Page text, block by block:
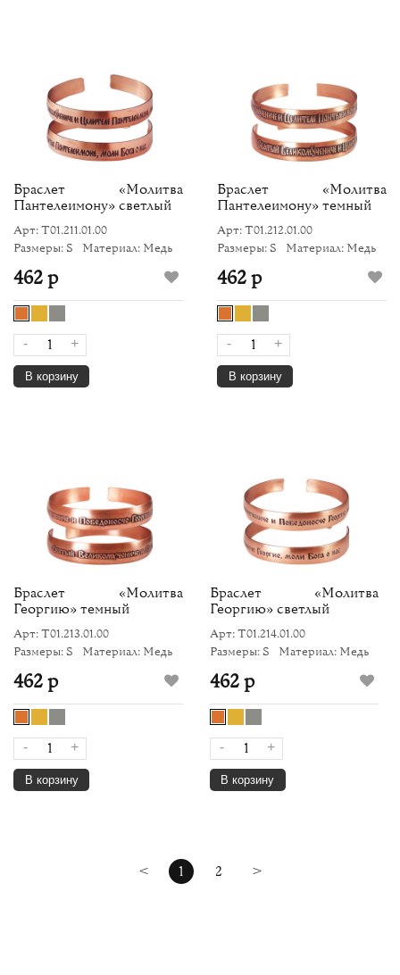
Браслет «Молитва
Пантелеимону» светлый
Арт: Т01.211.01.00
Размеры: S
Материал: Медь
462 р
- +
В корзину
Браслет «Молитва
Пантелеимону» темный
Арт: Т01.212.01.00
Размеры: S
Материал: Медь
462 р
- +
В корзину
Браслет «Молитва
Георгию» темный
Арт: Т01.213.01.00
Размеры: S
Материал: Медь
462 р
- +
В корзину
Браслет «Молитва
Георгию» светлый
Арт: Т01.214.01.00
Размеры: S
Материал: Медь
462 р
- +
В корзину
< 1 2 >